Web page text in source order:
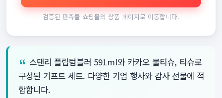
검증된 판촉물 쇼핑몰의 상품 페이지로 이동합니다.
스탠리 플립텀블러 591ml와 카카오 물티슈, 티슈로
구성된 기프트 세트. 다양한 기업 행사와 감사 선물에 적
합합니다.